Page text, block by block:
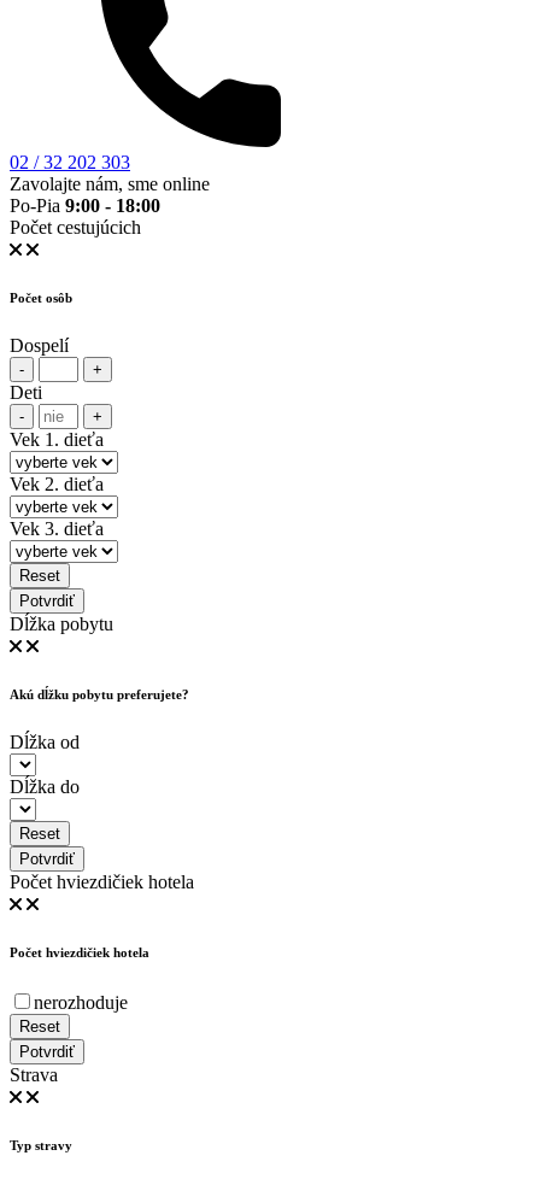
02 / 32 202 303
Zavolajte nám, sme online
Po-Pia 9:00 - 18:00
Počet cestujúcich
Počet osôb
Dospelí
- +
Deti
- +
Vek 1. dieťa
Vek 2. dieťa
Vek 3. dieťa
Reset
Potvrdiť
Dĺžka pobytu
Akú dĺžku pobytu preferujete?
Dĺžka od
Dĺžka do
Reset
Potvrdiť
Počet hviezdičiek hotela
Počet hviezdičiek hotela
nerozhoduje
Reset
Potvrdiť
Strava
Typ stravy